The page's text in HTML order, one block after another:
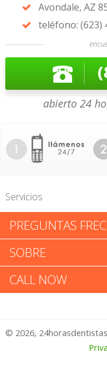
Avondale, AZ
teléfono: (623)
abierto 24
Servicios
Smiles Of Beauty At
Smiles Of
Califica tu
1 – No Feliz
PREGUNTAS
SOBRE
CALL NOW
© 2026,